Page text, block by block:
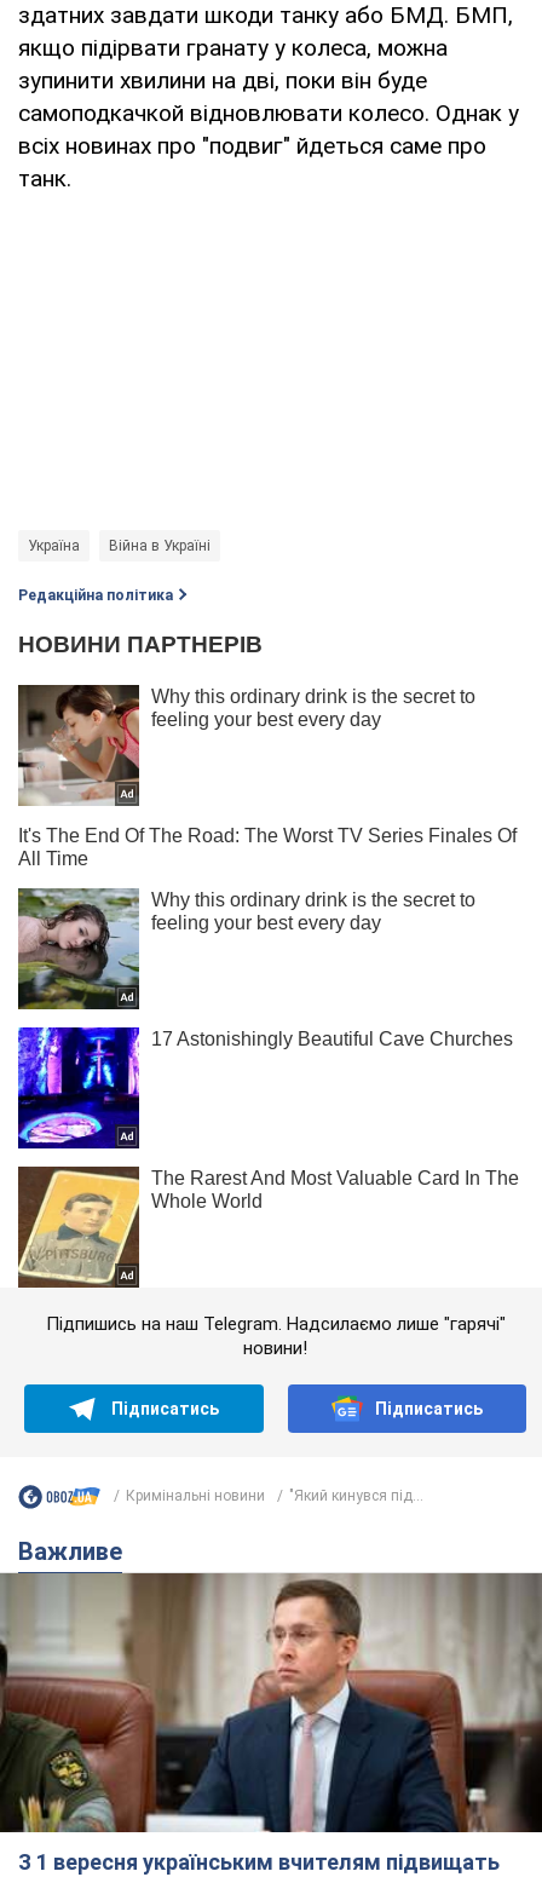
здатних завдати шкоди танку або БМД. БМП,
якщо підірвати гранату у колеса, можна
зупинити хвилини на дві, поки він буде
самоподкачкой відновлювати колесо. Однак у
всіх новинах про "подвиг" йдеться саме про
танк.
Україна Війна в Україні
Редакційна політика
Підпишись на наш Telegram. Надсилаємо лише "гарячі"
новини!
Підписатись Підписатись
Кримінальні новини "Який кинувся під...
Важливе
З 1 вересня українським вчителям підвищать